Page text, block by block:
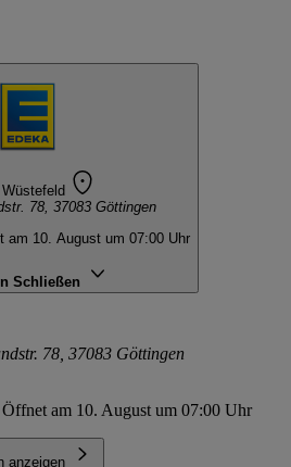
78, 37083 Göttingen
am 10. August um 07:00 Uhr
Schließen
78, 37083 Göttingen
Öffnet am 10. August um 07:00 Uhr
anzeigen